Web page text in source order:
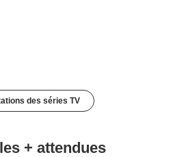
des séries TV
+ attendues